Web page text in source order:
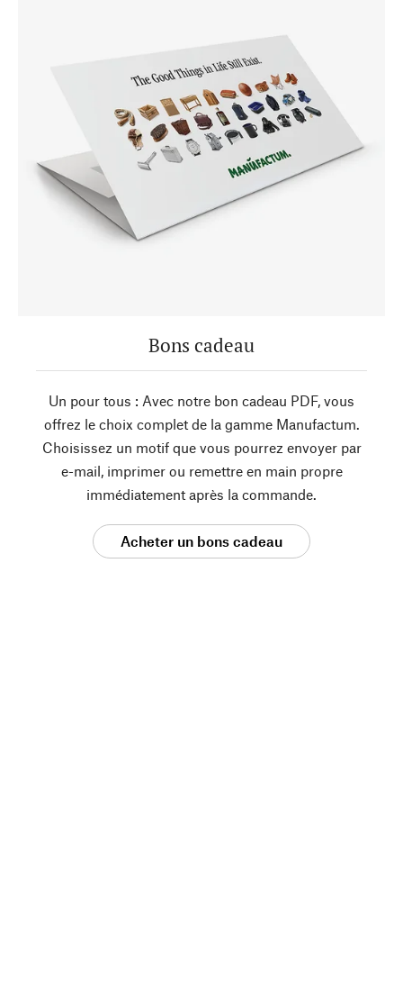
Bons cadeau
Un pour tous : Avec notre bon cadeau PDF, vous
offrez le choix complet de la gamme Manufactum.
Choisissez un motif que vous pourrez envoyer par
e-mail, imprimer ou remettre en main propre
immédiatement après la commande.
Acheter un bons cadeau